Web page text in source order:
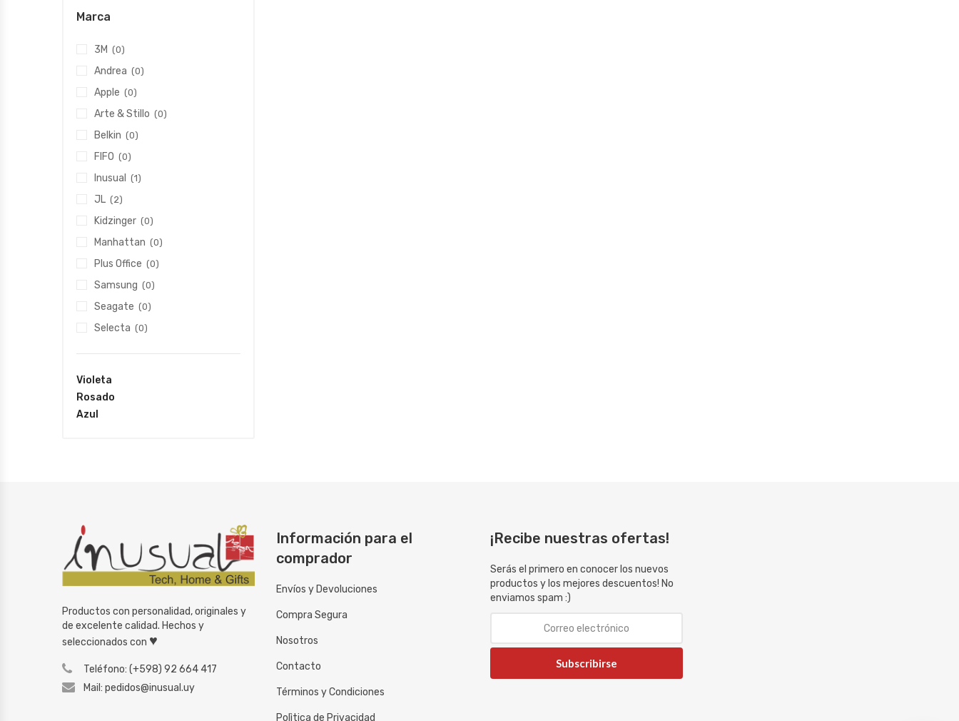
Marca
3M (0)
Andrea (0)
Apple (0)
Arte & Stillo (0)
Belkin (0)
FIFO (0)
Inusual (1)
JL (2)
Kidzinger (0)
Manhattan (0)
Plus Office (0)
Samsung (0)
Seagate (0)
Selecta (0)
Violeta
Rosado
Azul
Productos con personalidad, originales y
de excelente calidad. Hechos y
seleccionados con ♥
Teléfono: (+598) 92 664 417
Mail: pedidos@inusual.uy
Información para el
comprador
Envíos y Devoluciones
Compra Segura
Nosotros
Contacto
Términos y Condiciones
Polìtica de Privacidad
¡Recibe nuestras ofertas!
Serás el primero en conocer los nuevos
productos y los mejores descuentos! No
enviamos spam :)
Subscribirse